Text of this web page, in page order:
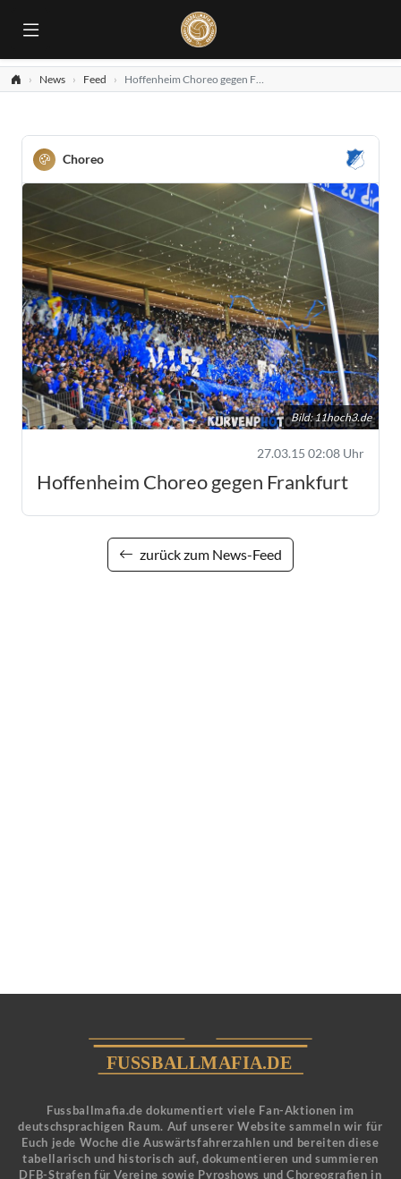
News Feed Hoffenheim Choreo gegen Frankfurt
Choreo
Bild:11hoch3.de
27.03.15 02:08 Uhr
Hoffenheim Choreo gegen Frankfurt
zurück zum News-Feed
Fussballmafia.de dokumentiert viele Fan-Aktionen im
deutschsprachigen Raum. Auf unserer Website sammeln wir für
Euch jede Woche die Auswärtsfahrerzahlen und bereiten diese
tabellarisch und historisch auf, dokumentieren und summieren
DFB-Strafen für Vereine sowie Pyroshows und Choreografien in